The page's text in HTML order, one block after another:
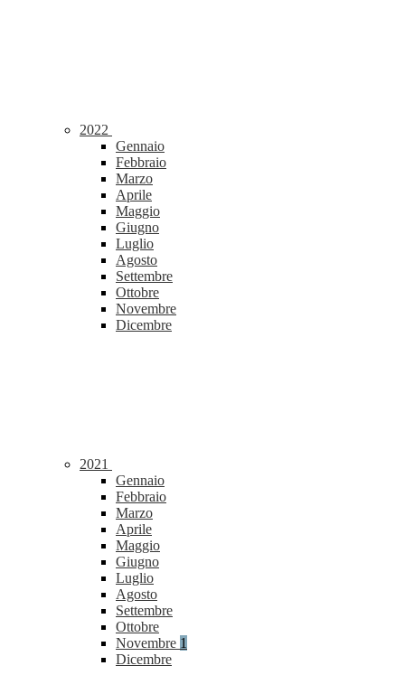
2022
Gennaio
Febbraio
Marzo
Aprile
Maggio
Giugno
Luglio
Agosto
Settembre
Ottobre
Novembre
Dicembre
2021
Gennaio
Febbraio
Marzo
Aprile
Maggio
Giugno
Luglio
Agosto
Settembre
Ottobre
Novembre 1
Dicembre